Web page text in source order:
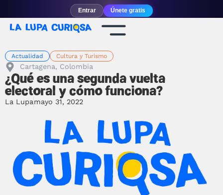
Entrar Únete gratis
Actualidad Cultura y Turismo
Cartagena, Colombia
¿Qué es una segunda vuelta
electoral y cómo funciona?
La Lupamayo 31, 2022